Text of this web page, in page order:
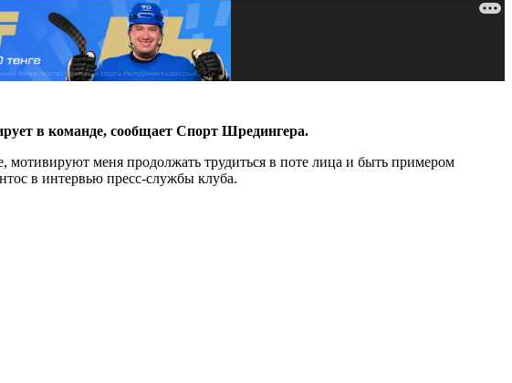
в команде, сообщает Спорт Шредингера.
меня продолжать трудиться в поте лица и быть примером
в интервью пресс-службы клуба.